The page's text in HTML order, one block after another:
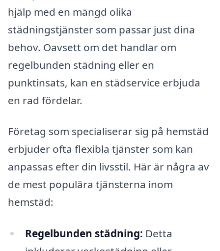
hjälp med en mängd olika
städningstjänster som passar just dina
behov. Oavsett om det handlar om
regelbunden städning eller en
punktinsats, kan en städservice erbjuda
en rad fördelar.
Företag som specialiserar sig på hemstäd
erbjuder ofta flexibla tjänster som kan
anpassas efter din livsstil. Här är några av
de mest populära tjänsterna inom
hemstäd:
Regelbunden städning: Detta